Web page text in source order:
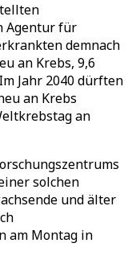
Agentur für
demnach
an Krebs, 9,6
Jahr 2040 dürften
an Krebs
an
solchen
und älter
am Montag in